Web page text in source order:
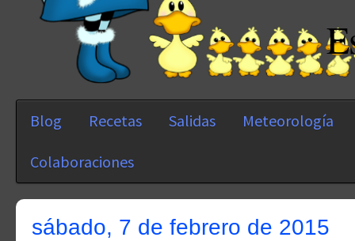
Blog Recetas Salidas Meteorología
Colaboraciones
sábado, 7 de febrero de 2015